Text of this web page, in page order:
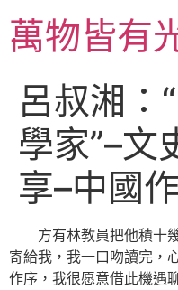
主萬物皆有
呂叔湘：
學家”–文
享–中國
方有林教員把他積十
寄給我，我一口吻讀完，
作序，我很愿意借此機遇